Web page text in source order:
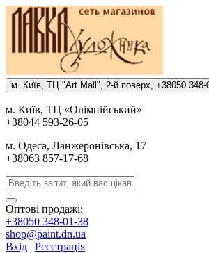
м. Киïв, ТЦ "Art Mall", 2-й поверх, +38050 348-
м. Киïв, ТЦ «Олiмпiйський»
+38044 593-26-05
м. Одеса, Ланжеронiвська, 17
+38063 857-17-68
Оптові продажі:
+38050 348-01-38
shop@paint.dn.ua
Вхід | Реєстрація